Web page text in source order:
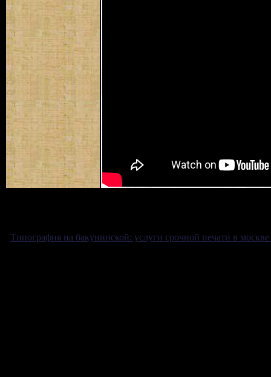
Типография на бакунинской: услуги срочной печати в